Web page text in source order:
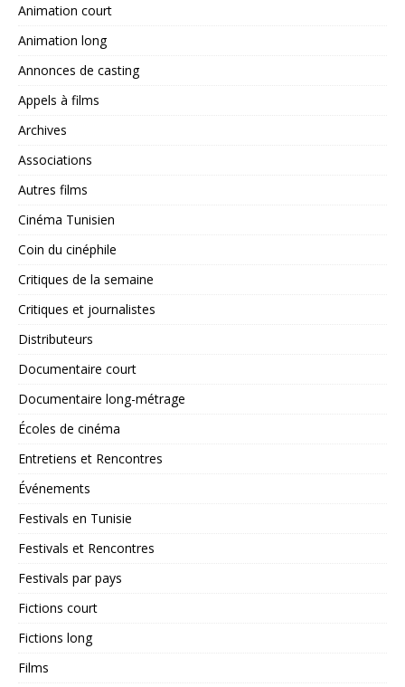
Animation court
Animation long
Annonces de casting
Appels à films
Archives
Associations
Autres films
Cinéma Tunisien
Coin du cinéphile
Critiques de la semaine
Critiques et journalistes
Distributeurs
Documentaire court
Documentaire long-métrage
Écoles de cinéma
Entretiens et Rencontres
Événements
Festivals en Tunisie
Festivals et Rencontres
Festivals par pays
Fictions court
Fictions long
Films